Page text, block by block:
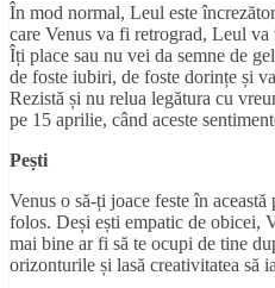
În mod normal, Leul este
care Venus va fi retrograd, Leul
Îți place sau nu vei da semne de
de foste iubiri, de foste dorințe și
Rezistă și nu relua legătura cu
pe 15 aprilie, când aceste
Pești
Venus o să-ți joace feste în
folos. Deși ești empatic de obicei,
mai bine ar fi să te ocupi de tine
orizonturile și lasă creativitatea să